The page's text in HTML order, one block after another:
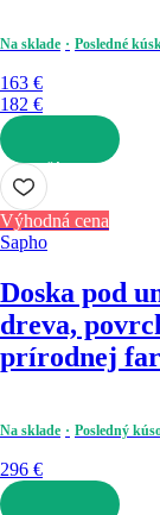
Na sklade Posledné
163 €
182 €
DO KOŠÍKA
Výhodná cena
Sapho
Doska pod
dreva,
prírodnej
Na sklade Posledný
296 €